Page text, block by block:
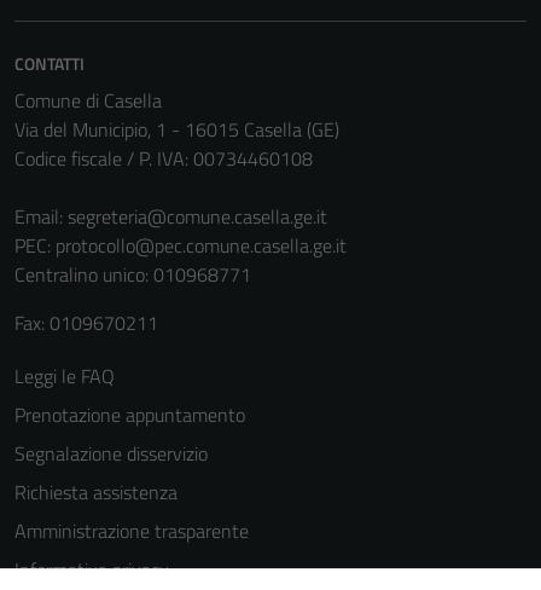
CONTATTI
Comune di Casella
Via del Municipio, 1 - 16015 Casella (GE)
Codice fiscale / P. IVA: 00734460108
Email: segreteria@comune.casella.ge.it
PEC: protocollo@pec.comune.casella.ge.it
Centralino unico: 010968771
Fax: 0109670211
Leggi le FAQ
Prenotazione appuntamento
Segnalazione disservizio
Richiesta assistenza
Amministrazione trasparente
Informativa privacy